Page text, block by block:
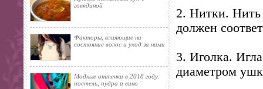
говядиной
Факторы, влияющие на
состояние волос и уход за ними
Модные оттенки в 2018 году:
постель, пудра и вино
2. Нитки. Нить
должен
3. Иголка.
диаметром